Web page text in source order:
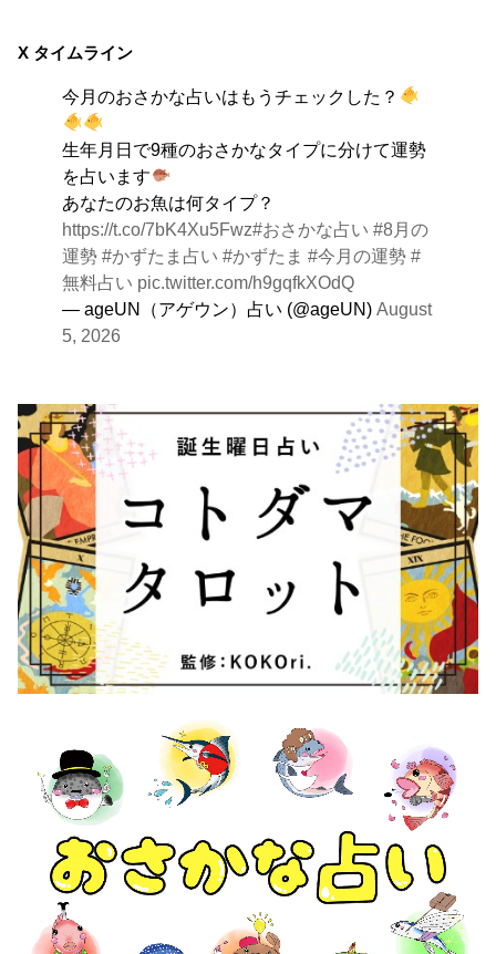
曖昧な気持ちで人と付き合うことはタブーとされる日。
です。
X タイムライン
今月のおさかな占いはもうチェックした？
生年月日で9種のおさかなタイプに分けて運勢
を占います
あなたのお魚は何タイプ？
https://t.co/7bK4Xu5Fwz#おさかな占い #8月の
運勢 #かずたま占い #かずたま #今月の運勢 #
無料占い pic.twitter.com/h9gqfkXOdQ
— ageUN（アゲウン）占い (@ageUN)August
5, 2026